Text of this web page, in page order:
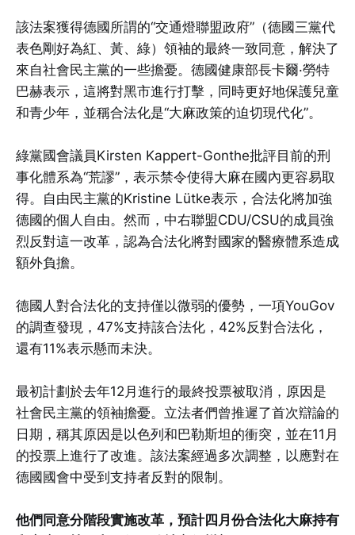
該法案獲得德國所謂的“交通燈聯盟政府”（德國三黨代
表色剛好為紅、黃、綠）領袖的最終一致同意，解決了
來自社會民主黨的一些擔憂。德國健康部長卡爾·勞特
巴赫表示，這將對黑市進行打擊，同時更好地保護兒童
和青少年，並稱合法化是“大麻政策的迫切現代化”。
綠黨國會議員Kirsten Kappert-Gonthe批評目前的刑
事化體系為“荒謬”，表示禁令使得大麻在國內更容易取
得。自由民主黨的Kristine Lütke表示，合法化將加強
德國的個人自由。然而，中右聯盟CDU/CSU的成員強
烈反對這一改革，認為合法化將對國家的醫療體系造成
額外負擔。
德國人對合法化的支持僅以微弱的優勢，一項YouGov
的調查發現，47%支持該合法化，42%反對合法化，
還有11%表示懸而未決。
最初計劃於去年12月進行的最終投票被取消，原因是
社會民主黨的領袖擔憂。立法者們曾推遲了首次辯論的
日期，稱其原因是以色列和巴勒斯坦的衝突，並在11月
的投票上進行了改進。該法案經過多次調整，以應對在
德國國會中受到支持者反對的限制。
他們同意分階段實施改革，預計四月份合法化大麻持有